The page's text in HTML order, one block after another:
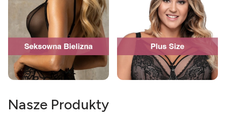
Nasze Produkty